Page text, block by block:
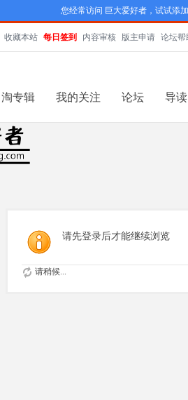
您经常访问 巨大爱好者，试试添
收藏本站 每日签到 内容审核 版主申请 论坛帮
淘专辑 我的关注 论坛 导读
请先登录后才能继续浏览
请稍候...